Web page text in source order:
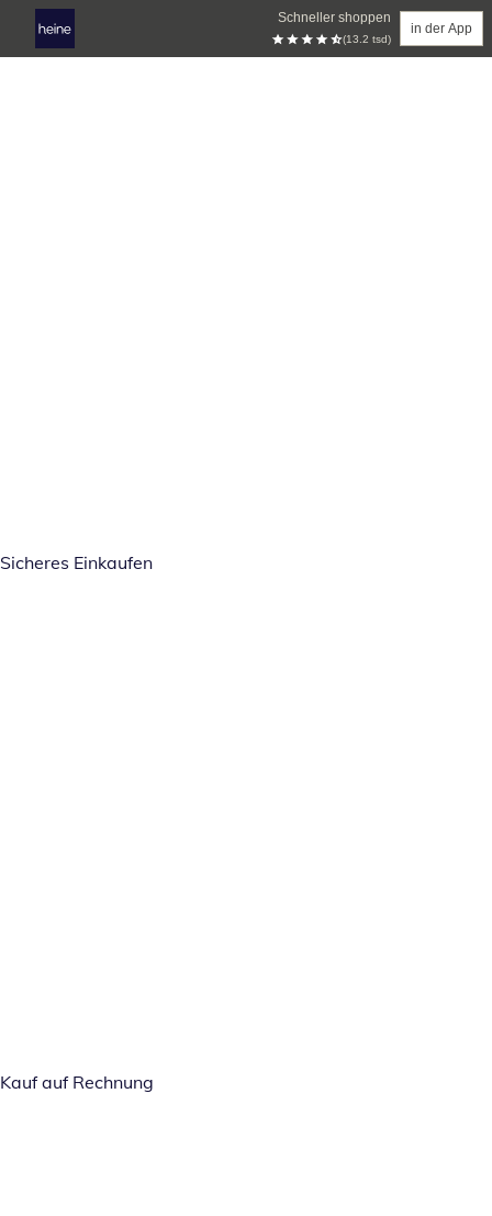
Schneller shoppen
(13.2 tsd)
in der App
Sicheres Einkaufen
Kauf auf Rechnung